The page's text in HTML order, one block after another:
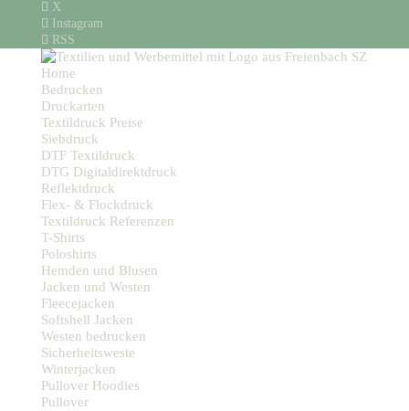
X
Instagram
RSS
Home
Bedrucken
Druckarten
Textildruck Preise
Siebdruck
DTF Textildruck
DTG Digitaldirektdruck
Reflektdruck
Flex- & Flockdruck
Textildruck Referenzen
T-Shirts
Poloshirts
Hemden und Blusen
Jacken und Westen
Fleecejacken
Softshell Jacken
Westen bedrucken
Sicherheitsweste
Winterjacken
Pullover Hoodies
Pullover